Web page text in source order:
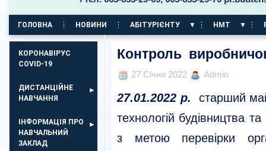
ГОЛОВНА НОВИНИ АБІТУРІЄНТУ НМТ
КОРОНАВІРУС
COVID-19
ДИСТАНЦІЙНЕ
НАВЧАННЯ
ІНФОРМАЦІЯ ПРО
НАВЧАЛЬНИЙ
ЗАКЛАД
Контроль
27 Січня 2022 Admin
27.01.2022 р. старший
технологій будівництва
з метою перевірки